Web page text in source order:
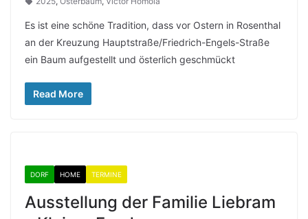
Es ist eine schöne Tradition, dass vor Ostern in Rosenthal
an der Kreuzung Hauptstraße/Friedrich-Engels-Straße
ein Baum aufgestellt und österlich geschmückt
Read More
DORF HOME TERMINE
Ausstellung der Familie Liebram